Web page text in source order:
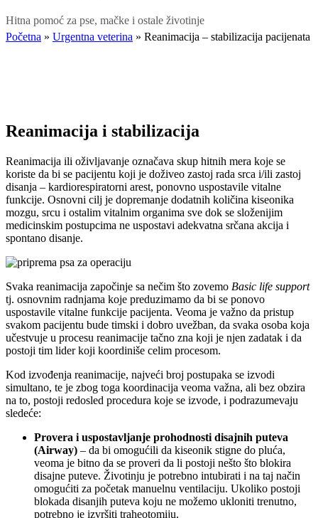
Hitna pomoć za pse, mačke i ostale životinje
Početna » Urgentna veterina » Reanimacija – stabilizacija pacijenata
Reanimacija i stabilizacija
Reanimacija ili oživljavanje označava skup hitnih mera koje se
koriste da bi se pacijentu koji je doživeo zastoj rada srca i/ili zastoj
disanja – kardiorespiratorni arest, ponovno uspostavile vitalne
funkcije. Osnovni cilj je dopremanje dodatnih količina kiseonika
mozgu, srcu i ostalim vitalnim organima sve dok se složenijim
medicinskim postupcima ne uspostavi adekvatna srčana akcija i
spontano disanje.
Svaka reanimacija započinje sa nečim što zovemo Basic life support
tj. osnovnim radnjama koje preduzimamo da bi se ponovo
uspostavile vitalne funkcije pacijenta. Veoma je važno da pristup
svakom pacijentu bude timski i dobro uvežban, da svaka osoba koja
učestvuje u procesu reanimacije tačno zna koji je njen zadatak i da
postoji tim lider koji koordiniše celim procesom.
Kod izvođenja reanimacije, najveći broj postupaka se izvodi
simultano, te je zbog toga koordinacija veoma važna, ali bez obzira
na to, postoji redosled procedura koje se izvode, i podrazumevaju
sledeće:
Provera i uspostavljanje prohodnosti disajnih puteva
(Airway) – da bi omogućili da kiseonik stigne do pluća,
veoma je bitno da se proveri da li postoji nešto što blokira
disajne puteve. Životinju je potrebno intubirati i na taj način
omogućiti za početak manuelnu ventilaciju. Ukoliko postoji
blokada disanjih puteva koju ne možemo ukloniti trenutno,
potrebno je izvršiti traheotomiju.